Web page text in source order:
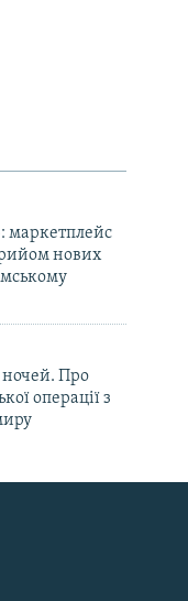
маркетплейс
нових
ночей. Про
операції з